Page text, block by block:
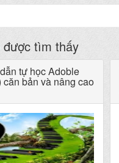
được tìm thấy
tự học Adoble
căn bản và nâng cao